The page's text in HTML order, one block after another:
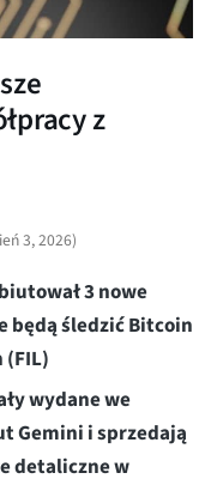
z
3, 2026)
3 nowe
śledzić Bitcoin
(FIL)
wydane we
Gemini i sprzedają
detaliczne w